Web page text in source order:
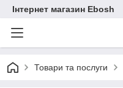
Інтернет магазин Ebosh
Товари та послуги